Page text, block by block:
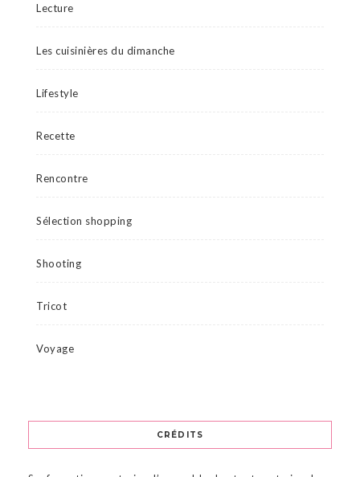
Lecture
Les cuisinières du dimanche
Lifestyle
Recette
Rencontre
Sélection shopping
Shooting
Tricot
Voyage
CRÉDITS